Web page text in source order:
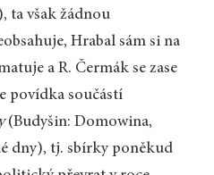
ta však žádnou
Hrabal sám si na
a R. Čermák se zase
povídka součástí
(Budyšin: Domowina,
dny), tj. sbírky poněkud